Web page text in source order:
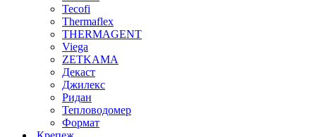
Tecofi
Thermaflex
THERMAGENT
Viega
ZETKAMA
Декаст
Джилекс
Ридан
Тепловодомер
Формат